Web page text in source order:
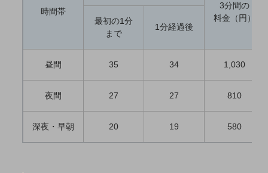
課題・ニーズで探すTOP
コミュニケーション・情報共有
業務効率化
職場環境整備
地域共創・地方創生
時間帯
3分間の
料金（円）
最初の1分
まで
1分経過後
昼間 35 34 1,030
夜間 27 27 810
深夜・早朝 20 19 580